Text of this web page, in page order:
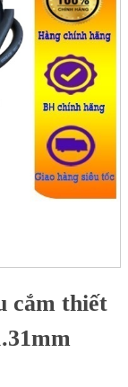
cắm thiết